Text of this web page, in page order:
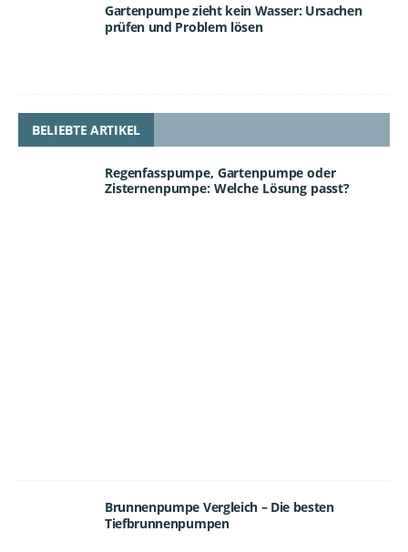
Gartenpumpe zieht kein Wasser: Ursachen
prüfen und Problem lösen
BELIEBTE ARTIKEL
Regenfasspumpe, Gartenpumpe oder
Zisternenpumpe: Welche Lösung passt?
Brunnenpumpe Vergleich – Die besten
Tiefbrunnenpumpen